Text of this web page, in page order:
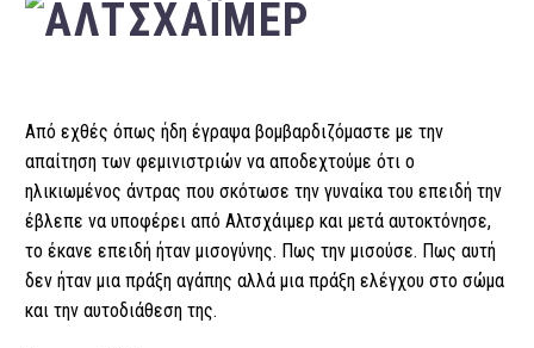
Από εχθές όπως ήδη έγραψα βομβαρδιζόμαστε με την
απαίτηση των φεμιvιστριών να αποδεχτούμε ότι ο
ηλικιωμένος άντρας που σκότωσε την γυναίκα του επειδή την
έβλεπε να υποφέρει από Αλτσχάιμερ και μετά αυτοκτόνησε,
το έκανε επειδή ήταν μισογύνης. Πως την μισούσε. Πως αυτή
δεν ήταν μια πράξη αγάπης αλλά μια πράξη ελέγχου στο σώμα
και την αυτοδιάθεση της.